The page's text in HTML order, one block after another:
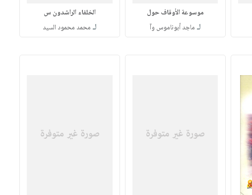
موسوعة الأوقاف حول
لـ ماجد أبوناموس وآ
الخلفاء الراشدون س
لـ محمد محمود السيد